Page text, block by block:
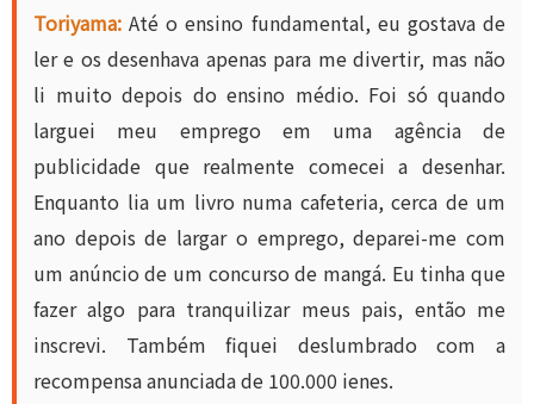
Toriyama: Até o ensino fundamental, eu gostava de
ler e os desenhava apenas para me divertir, mas não
li muito depois do ensino médio. Foi só quando
larguei meu emprego em uma agência de
publicidade que realmente comecei a desenhar.
Enquanto lia um livro numa cafeteria, cerca de um
ano depois de largar o emprego, deparei-me com
um anúncio de um concurso de mangá. Eu tinha que
fazer algo para tranquilizar meus pais, então me
inscrevi. Também fiquei deslumbrado com a
recompensa anunciada de 100.000 ienes.